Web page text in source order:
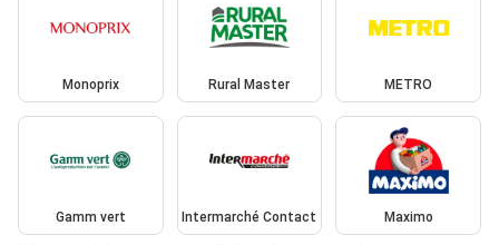
Monoprix Rural Master METRO
Gamm vert Intermarché Contact Maximo